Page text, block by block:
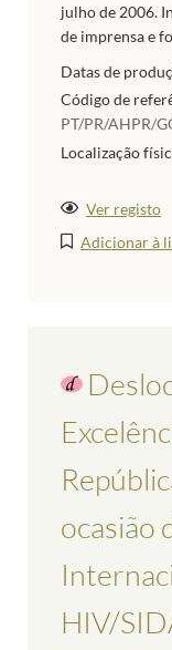
julho de 2006.
de imprensa e
Datas de
Código de
PT/PR/AHPR/
Localização
Ver registo
Adicionar à
ocasião
HIV/